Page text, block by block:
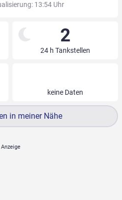
13:54 Uhr
2
24 h Tankstellen
keine Daten
in meiner Nähe